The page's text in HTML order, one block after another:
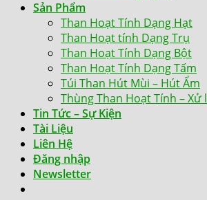
Sản Phẩm
Than Hoạt Tính Dạng Hạt
Than Hoạt tính Dạng Trụ
Than Hoạt Tính Dạng Bột
Than Hoạt Tính Dạng Tấm
Túi Than Hút Mùi – Hút Ẩm
Thùng Than Hoạt Tính – Xử
Tin Tức – Sự Kiện
Tài Liệu
Liên Hệ
Đăng nhập
Newsletter